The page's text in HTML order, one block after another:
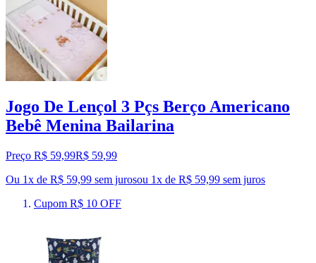
Jogo De Lençol 3 Pçs Berço Americano
Bebê Menina Bailarina
Preço R$ 59,99R$ 59,99
Ou 1x de R$ 59,99 sem jurosou 1x de R$ 59,99 sem juros
Cupom R$ 10 OFF